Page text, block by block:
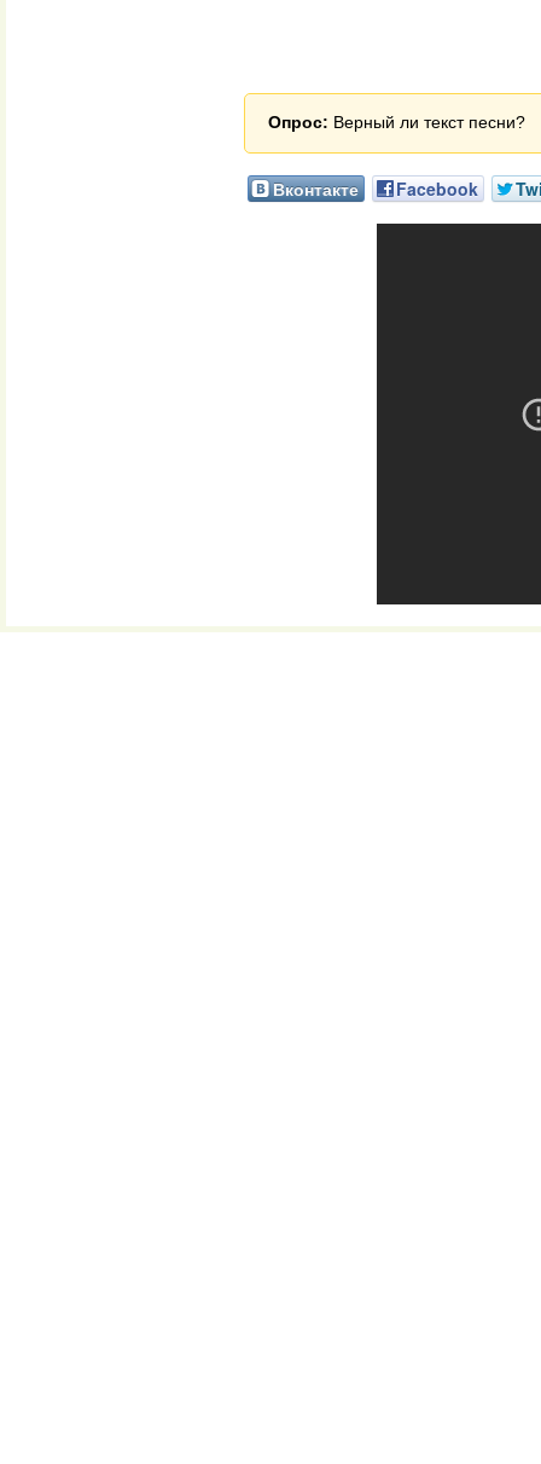
Опрос: Верный ли текст песни?
Вконтакте Facebook